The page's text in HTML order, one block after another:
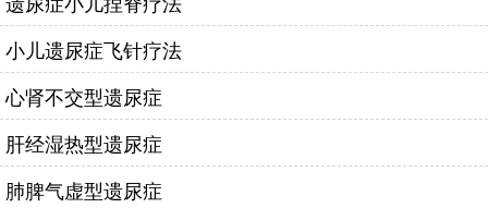
小儿遗尿症飞针疗法
心肾不交型遗尿症
肝经湿热型遗尿症
肺脾气虚型遗尿症